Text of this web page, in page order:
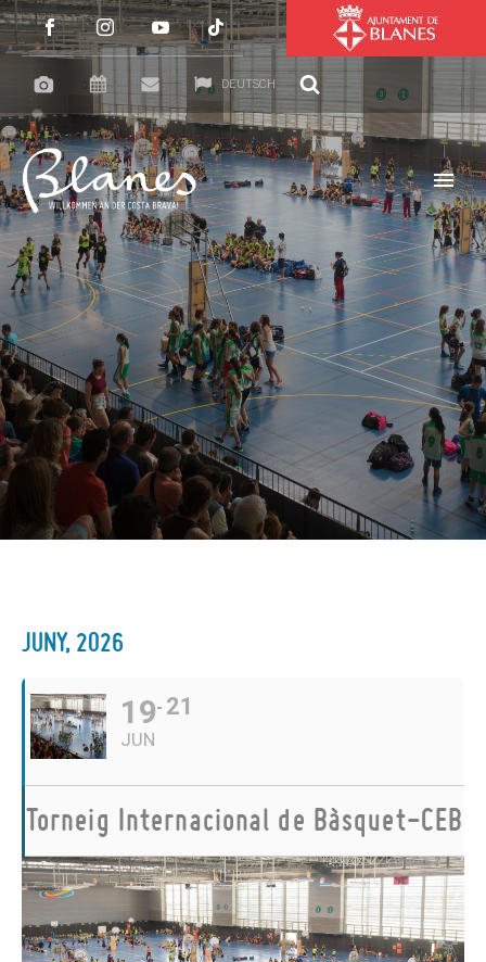
DEUTSCH
JUNY, 2026
19
JUN
21
Torneig Internacional de Bàsquet-CEB